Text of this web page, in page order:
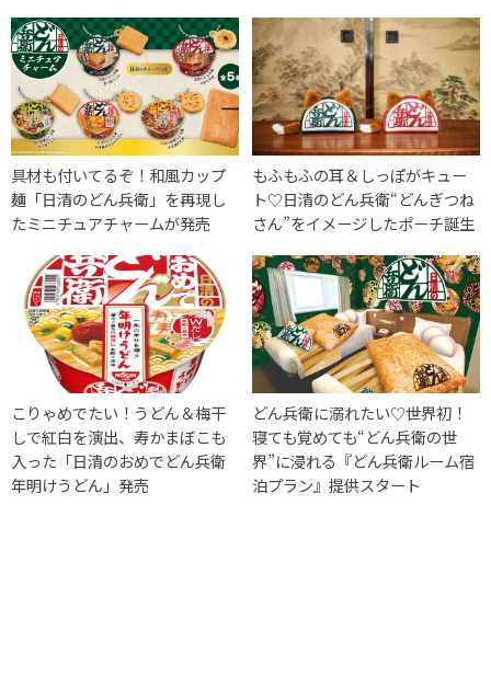
具材も付いてるぞ！和風カップ
麺「日清のどん兵衛」を再現し
たミニチュアチャームが発売
もふもふの耳＆しっぽがキュー
ト♡日清のどん兵衛“どんぎつね
さん”をイメージしたポーチ誕生
こりゃめでたい！うどん＆梅干
しで紅白を演出、寿かまぼこも
入った「日清のおめでどん兵衛
年明けうどん」発売
どん兵衛に溺れたい♡世界初！
寝ても覚めても“どん兵衛の世
界”に浸れる『どん兵衛ルーム宿
泊プラン』提供スタート